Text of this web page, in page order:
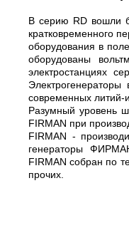
В серию RD вошли
кратковременного
оборудования в
оборудованы
электростанциях
современных
Разумный уровень
FIRMAN при
FIRMAN -
генераторы
FIRMAN собран по
прочих.